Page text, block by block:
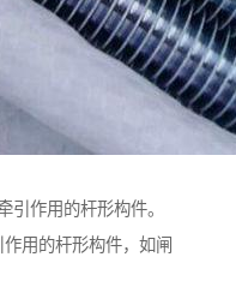
引作用的杆形构件。
用的杆形构件，如闸